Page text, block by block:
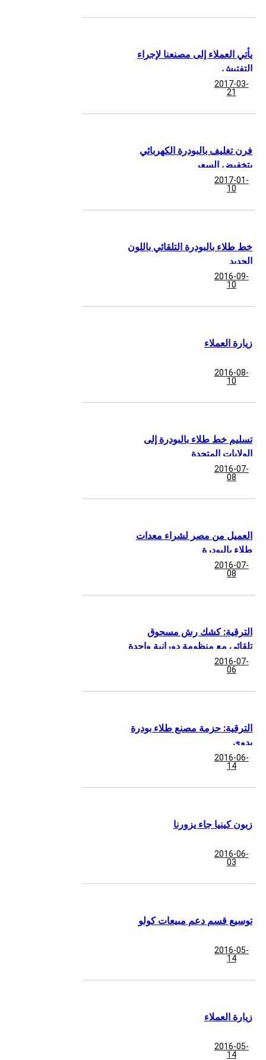
يأتي العملاء إلى مصنعنا لإجراء
التفتيش
2017-03-
21
فرن تغليف بالبودرة الكهربائي
بتخفيض السعر
2017-01-
10
خط طلاء بالبودرة التلقائي باللون
الجديد
2016-09-
10
زيارة العملاء
2016-08-
10
تسليم خط طلاء بالبودرة إلى
الولايات المتحدة
2016-07-
08
العميل من مصر لشراء معدات
طلاء بالبودرة
2016-07-
08
الترقية: كشك رش مسحوق
تلقائي مع منظومة دورانية واحدة
2016-07-
06
الترقية: حزمة مصنع طلاء بودرة
يدوي
2016-06-
14
زبون كينيا جاء يزورنا
2016-06-
03
توسيع قسم دعم مبيعات كولو
2016-05-
14
زيارة العملاء
2016-05-
14